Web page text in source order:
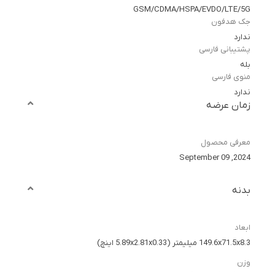
GSM/CDMA/HSPA/EVDO/LTE/5G
جک هدفون
ندارد
پشتیبانی فارسی
بله
منوی فارسی
ندارد
زمان عرضه
معرفی محصول
2024, September 09
بدنه
ابعاد
149.6x71.5x8.3 میلیمتر (5.89x2.81x0.33 اینچ)
وزن